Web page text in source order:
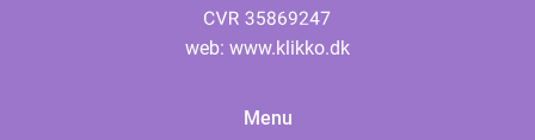
web: www.klikko.dk
Menu